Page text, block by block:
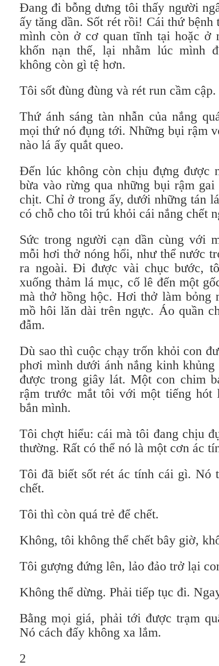
Đang đi bỗng dưng tôi thấy người
ấy tăng dần. Sốt rét rồi! Cái thứ
mình còn ở cơ quan tĩnh tại hoặc ở
khốn nạn thế, lại nhằm lúc mình
không còn gì tệ hơn.
Tôi sốt đùng đùng và rét run cầm cập.
Thứ ánh sáng tàn nhẫn của nắng
mọi thứ nó đụng tới. Những bụi rậm
nào lá ấy quắt queo.
Đến lúc không còn chịu đựng được
bừa vào rừng qua những bụi rậm
chịt. Chỉ ở trong ấy, dưới những tán
có chỗ cho tôi trú khỏi cái nắng chết
Sức trong người cạn dần cùng với
mỗi hơi thở nóng hổi, như thể nước
ra ngoài. Đi được vài chục bước,
xuống thảm lá mục, cố lê đến một
mà thở hồng hộc. Hơi thở làm bỏng
mồ hôi lăn dài trên ngực. Áo quần
đẫm.
Dù sao thì cuộc chạy trốn khỏi con
phơi mình dưới ánh nắng kinh
được trong giây lát. Một con chim
rậm trước mắt tôi với một tiếng hót
bắn mình.
Tôi chợt hiểu: cái mà tôi đang chịu
thường. Rất có thể nó là một cơn ác
Tôi đã biết sốt rét ác tính cái gì. Nó
chết.
Tôi thì còn quá trẻ để chết.
Không, tôi không thể chết bây giờ,
Tôi gượng đứng lên, lảo đảo trở lại
Không thể dừng. Phải tiếp tục đi.
Bằng mọi giá, phải tới được trạm
Nó cách đấy không xa lắm.
2